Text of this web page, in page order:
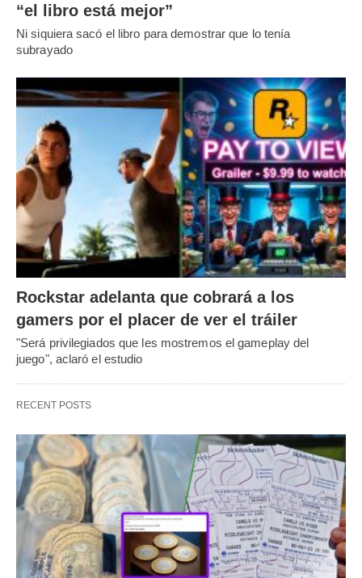
“el libro está mejor”
Ni siquiera sacó el libro para demostrar que lo tenía
subrayado
Rockstar adelanta que cobrará a los
gamers por el placer de ver el tráiler
"Será privilegiados que les mostremos el gameplay del
juego", aclaró el estudio
RECENT POSTS